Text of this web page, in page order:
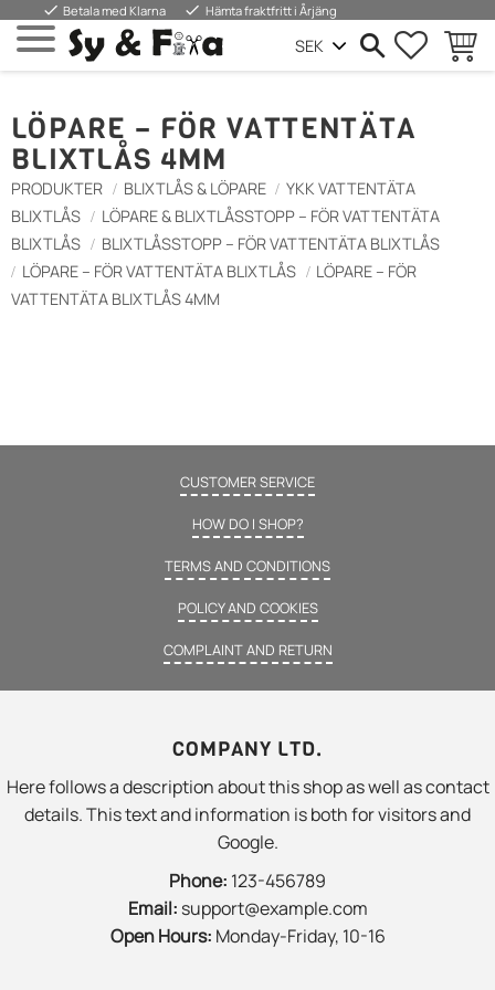
Menu
done Betala med Klarna done Hämta fraktfritt i Årjäng
LÖPARE – FÖR VATTENTÄTA
BLIXTLÅS 4MM
PRODUKTER BLIXTLÅS & LÖPARE
YKK VATTENTÄTA
BLIXTLÅS
LÖPARE & BLIXTLÅSSTOPP – FÖR VATTENTÄTA
BLIXTLÅS
BLIXTLÅSSTOPP – FÖR VATTENTÄTA BLIXTLÅS
LÖPARE – FÖR VATTENTÄTA BLIXTLÅS
LÖPARE – FÖR
VATTENTÄTA BLIXTLÅS 4MM
CUSTOMER SERVICE
HOW DO I SHOP?
TERMS AND CONDITIONS
POLICY AND COOKIES
COMPLAINT AND RETURN
COMPANY LTD.
Here follows a description about this shop as well as contact
details. This text and information is both for visitors and
Google.
Phone: 123-456789
Email: support@example.com
Open Hours: Monday-Friday, 10-16